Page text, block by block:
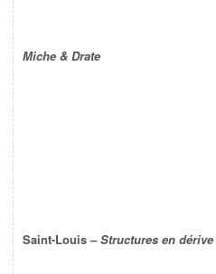
Miche & Drate
Saint-Louis –Structures en dérive